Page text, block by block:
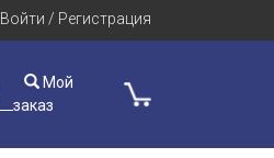
Войти / Регистрация
Мой
заказ